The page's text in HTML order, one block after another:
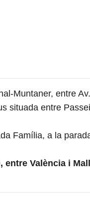
Muntaner, entre
situada entre
Família, a la
entre València i